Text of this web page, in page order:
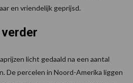
en vriendelijk geprijsd.
licht gedaald na een aantal
De percelen in Noord-Amerika liggen